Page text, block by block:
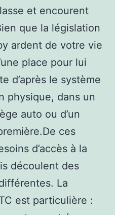
et encourent
que la législation
ardent de votre vie
place pour lui
d’après le système
physique, dans un
auto ou d’un
ces
d’accès à la
découlent des
La
est particulière :